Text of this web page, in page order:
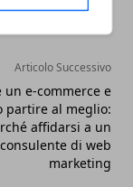
Articolo Successivo
un e-commerce e
partire al meglio:
affidarsi a un
consulente di web
marketing